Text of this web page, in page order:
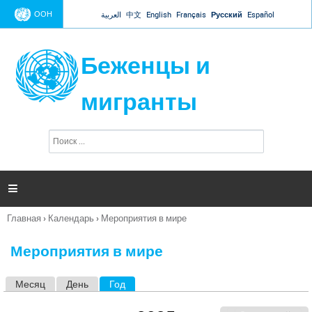
Jump to navigation
ООН العربية 中文 English Français Русский Español
Беженцы и
мигранты
п
и

Вы
Главная › Календарь › Мероприятия в мире
Мероприятия в мире
Месяц День Год